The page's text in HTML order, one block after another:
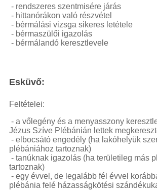
- rendszeres szentmisére járás
- hittanórákon való részvétel
- bérmálási vizsga sikeres letétele
- bérmaszülői igazolás
- bérmálandó keresztlevele
Esküvő:
Feltételei:
- a vőlegény és a menyasszony
Jézus Szíve Plébánián lettek
- elbocsátó engedély (ha lakóhelyük
plébániához tartoznak)
- tanúknak igazolás (ha területileg más
tartoznak)
- egy évvel, de legalább fél évvel
plébánia felé házasságkötési